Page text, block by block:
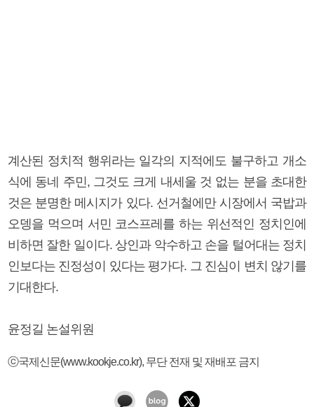
계산된 정치적 행위라는 일각의 지적에도 불구하고 개소
식에 동네 주민, 그것도 크게 내세울 것 없는 분을 초대한
것은 분명한 메시지가 있다. 선거철에만 시장에서 국밥과
오뎅을 먹으며 서민 코스프레를 하는 위선적인 정치인에
비하면 잘한 일이다. 상인과 악수하고 손을 털어대는 정치
인보다는 진정성이 있다는 평가다. 그 진심이 변치 않기를
기대한다.
윤정길 논설위원
ⓒ국제신문(www.kookje.co.kr), 무단 전재 및 재배포 금지